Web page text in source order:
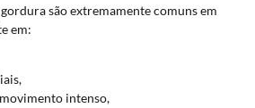
são extremamente comuns em
em:
intenso,